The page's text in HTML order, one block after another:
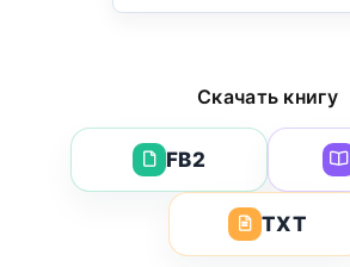
Скачать книгу
FB2
TXT